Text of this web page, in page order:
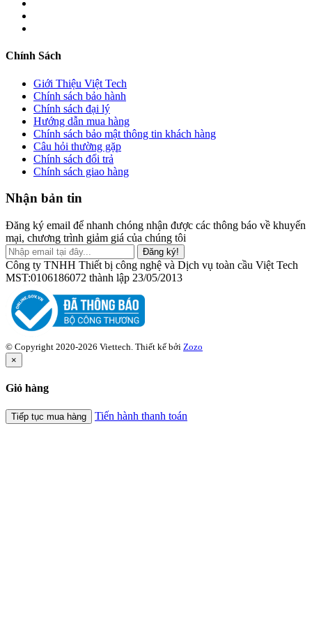
Chính Sách
Giới Thiệu Việt Tech
Chính sách bảo hành
Chính sách đại lý
Hướng dẫn mua hàng
Chính sách bảo mật thông tin khách hàng
Câu hỏi thường gặp
Chính sách đổi trả
Chính sách giao hàng
Nhận bản tin
Đăng ký email để nhanh chóng nhận được các thông báo về khuyến
mại, chương trình giảm giá của chúng tôi
Đăng ký!
Công ty TNHH Thiết bị công nghệ và Dịch vụ toàn cầu Việt Tech
MST:0106186072 thành lập 23/05/2013
© Copyright 2020-2026 Viettech. Thiết kế bởi Zozo
×
Giỏ hàng
Tiếp tục mua hàng Tiến hành thanh toán